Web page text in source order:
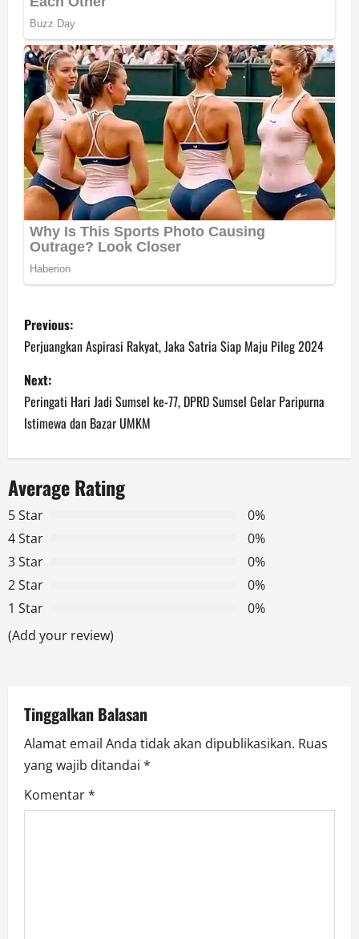
P
o
s
t
n
a
v
i
g
a
o
n
Previous:
Perjuangkan Aspirasi Rakyat, Jaka Satria Siap Maju Pileg 2024
Next:
Peringati Hari Jadi Sumsel ke-77, DPRD Sumsel Gelar Paripurna
Istimewa dan Bazar UMKM
Average Rating
5 Star
0%
4 Star
0%
3 Star
0%
2 Star
0%
1 Star
0%
(Add your review)
Tinggalkan Balasan
Alamat email Anda tidak akan dipublikasikan. Ruas
yang wajib ditandai *
Komentar*